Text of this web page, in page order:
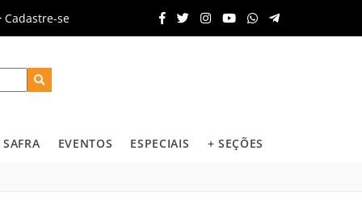
Cadastre-se
SAFRA EVENTOS ESPECIAIS + SEÇÕES